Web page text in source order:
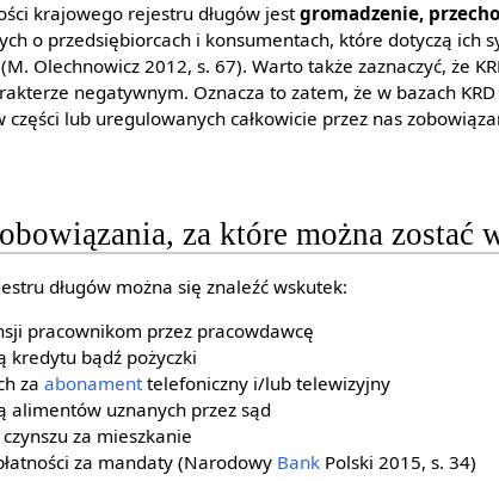
krajowego rejestru długów jestgromadzenie,
o przedsiębiorcach i konsumentach, które dotyczą ich
Olechnowicz 2012, s. 67). Warto także zaznaczyć, że
negatywnym. Oznacza to zatem, że w bazach
części lub uregulowanych całkowicie przez nas
za które można zostać
długów można się znaleźć wskutek:
pracownikom przez pracowdawcę
kredytu bądź pożyczki
za abonamenttelefoniczny i/lub telewizyjny
alimentów uznanych przez sąd
za mieszkanie
za mandaty (Narodowy BankPolski 2015, s. 34)